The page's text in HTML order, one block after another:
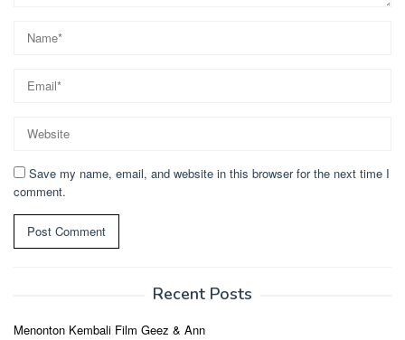
Save my name, email, and website in this browser for the next time I
comment.
Recent Posts
Menonton Kembali Film Geez & Ann